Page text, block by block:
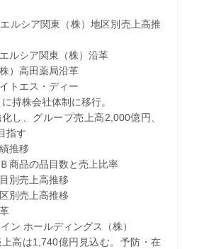
ア関東（株）地区別売上高推
ア関東（株）沿革
田薬局沿革
トエス・ディー
株会社体制に移行。
、グループ売上高2,000億円、
指す
移
の品目数と売上比率
売上高推移
売上高推移
ン ホールディングス（株）
は1,740億円見込む。予防・在